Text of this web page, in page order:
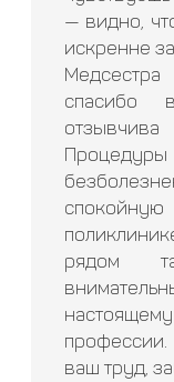
— видно,
искренне
спасибо
рядом
ваш труд,